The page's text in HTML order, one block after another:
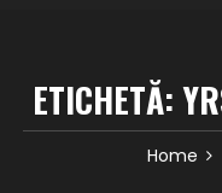
ETICHETĂ:
Home